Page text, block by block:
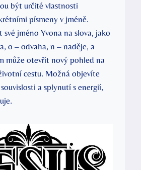
být určité vlastnosti
písmeny v jméně.
jméno Yvona na slova, jako
o – odvaha, n – naděje, a
může otevřít nový pohled na
cestu. Možná objevíte
a splynutí s energií,